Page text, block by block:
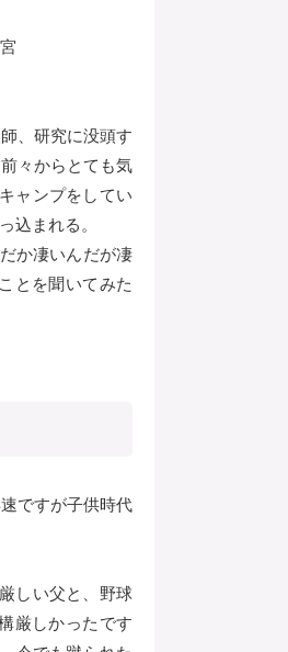
、研究に没頭す
々からとても気
ャンプをしてい
込まれる。
か凄いんだが凄
とを聞いてみた
ですが子供時代
しい父と、野球
厳しかったです